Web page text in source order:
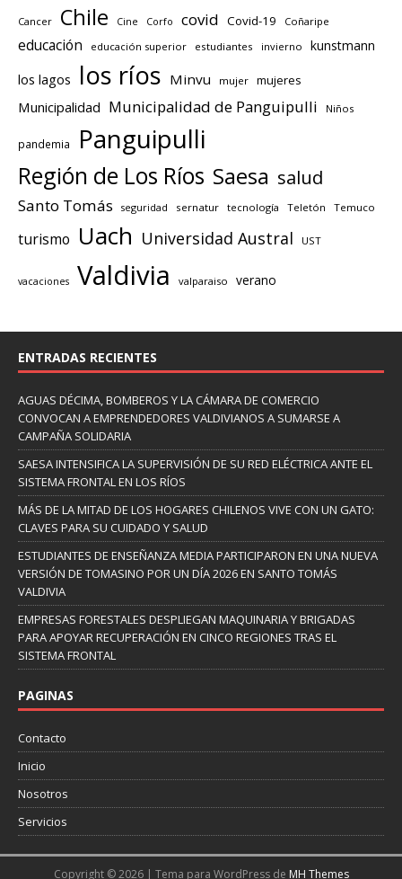
Cancer Chile Cine Corfo covid Covid-19 Coñaripe
educación educación superior estudiantes invierno kunstmann
los lagos los ríos Minvu mujer mujeres
Municipalidad Municipalidad de Panguipulli Niños
pandemia Panguipulli
Región de Los Ríos Saesa salud
Santo Tomás seguridad sernatur tecnología Teletón Temuco
turismo Uach Universidad Austral UST
vacaciones Valdivia valparaiso verano
ENTRADAS RECIENTES
AGUAS DÉCIMA, BOMBEROS Y LA CÁMARA DE COMERCIO
CONVOCAN A EMPRENDEDORES VALDIVIANOS A SUMARSE A
CAMPAÑA SOLIDARIA
SAESA INTENSIFICA LA SUPERVISIÓN DE SU RED ELÉCTRICA ANTE EL
SISTEMA FRONTAL EN LOS RÍOS
MÁS DE LA MITAD DE LOS HOGARES CHILENOS VIVE CON UN GATO:
CLAVES PARA SU CUIDADO Y SALUD
ESTUDIANTES DE ENSEÑANZA MEDIA PARTICIPARON EN UNA NUEVA
VERSIÓN DE TOMASINO POR UN DÍA 2026 EN SANTO TOMÁS
VALDIVIA
EMPRESAS FORESTALES DESPLIEGAN MAQUINARIA Y BRIGADAS
PARA APOYAR RECUPERACIÓN EN CINCO REGIONES TRAS EL
SISTEMA FRONTAL
PAGINAS
Contacto
Inicio
Nosotros
Servicios
Copyright © 2026 | Tema para WordPress de MH Themes